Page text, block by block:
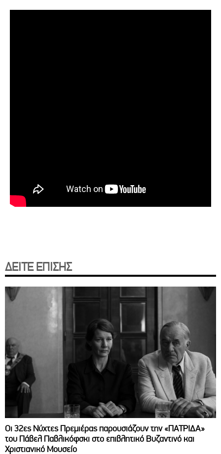
ΔΕΙΤΕ ΕΠΙΣΗΣ
Οι 32ες Νύχτες Πρεμιέρας παρουσιάζουν την «ΠΑΤΡΙΔΑ»
του Πάβελ Παβλικόφσκι στο επιβλητικό Βυζαντινό και
Χριστιανικό Μουσείο